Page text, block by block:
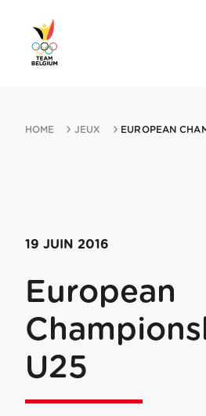
HOME JEUX
19 JUIN 2016
European
U25